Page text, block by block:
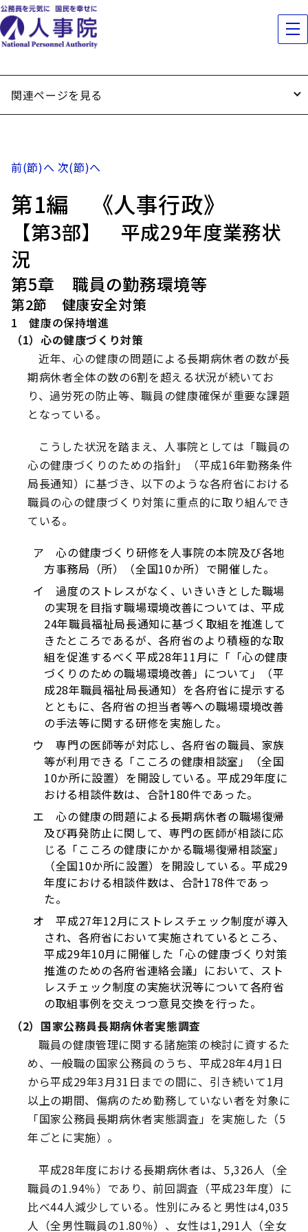
関連ページを見る
前(節)へ 次(節)へ
第1編 《人事行政》
【第3部】 平成29年度業務状
況
第5章 職員の勤務環境等
第2節 健康安全対策
1 健康の保持増進
（1）心の健康づくり対策
近年、心の健康の問題による長期病休者の数が長
期病休者全体の数の6割を超える状況が続いてお
り、過労死の防止等、職員の健康確保が重要な課題
となっている。
こうした状況を踏まえ、人事院としては「職員の
心の健康づくりのための指針」（平成16年勤務条件
局長通知）に基づき、以下のような各府省における
職員の心の健康づくり対策に重点的に取り組んでき
ている。
ア 心の健康づくり研修を人事院の本院及び各地
方事務局（所）（全国10か所）で開催した。
イ 過度のストレスがなく、いきいきとした職場
の実現を目指す職場環境改善については、平成
24年職員福祉局長通知に基づく取組を推進して
きたところであるが、各府省のより積極的な取
組を促進するべく平成28年11月に「「心の健康
づくりのための職場環境改善」について」（平
成28年職員福祉局長通知）を各府省に提示する
とともに、各府省の担当者等への職場環境改善
の手法等に関する研修を実施した。
ウ 専門の医師等が対応し、各府省の職員、家族
等が利用できる「こころの健康相談室」（全国
10か所に設置）を開設している。平成29年度に
おける相談件数は、合計180件であった。
エ 心の健康の問題による長期病休者の職場復帰
及び再発防止に関して、専門の医師が相談に応
じる「こころの健康にかかる職場復帰相談室」
（全国10か所に設置）を開設している。平成29
年度における相談件数は、合計178件であっ
た。
オ 平成27年12月にストレスチェック制度が導入
され、各府省において実施されているところ、
平成29年10月に開催した「心の健康づくり対策
推進のための各府省連絡会議」において、スト
レスチェック制度の実施状況等について各府省
の取組事例を交えつつ意見交換を行った。
（2）国家公務員長期病休者実態調査
職員の健康管理に関する諸施策の検討に資するた
め、一般職の国家公務員のうち、平成28年4月1日
から平成29年3月31日までの間に、引き続いて1月
以上の期間、傷病のため勤務していない者を対象に
「国家公務員長期病休者実態調査」を実施した（5
年ごとに実施）。
平成28年度における長期病休者は、5,326人（全
職員の1.94％）であり、前回調査（平成23年度）に
比べ44人減少している。性別にみると男性は4,035
人（全男性職員の1.80％）、女性は1,291人（全女